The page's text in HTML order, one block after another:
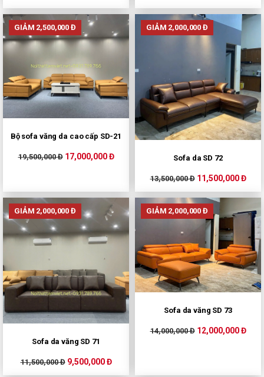
GIẢM 2,500,000 Đ
Bộ sofa văng da cao cấp SD-21
19,500,000 Đ 17,000,000 Đ
GIẢM 2,000,000 Đ
Sofa da SD 72
13,500,000 Đ 11,500,000 Đ
GIẢM 2,000,000 Đ
Sofa da văng SD 71
11,500,000 Đ 9,500,000 Đ
GIẢM 2,000,000 Đ
Sofa da văng SD 73
14,000,000 Đ 12,000,000 Đ